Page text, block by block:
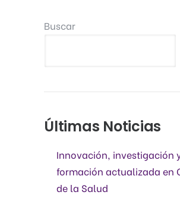
Buscar
Últimas Noticias
Innovación, investigación
formación actualizada en
de la Salud